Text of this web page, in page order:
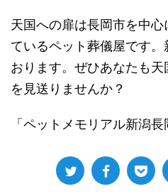
天国への扉は長岡市を中
ているペット葬儀屋です
おります。ぜひあなたも
を見送りませんか？
「ペットメモリアル新潟長